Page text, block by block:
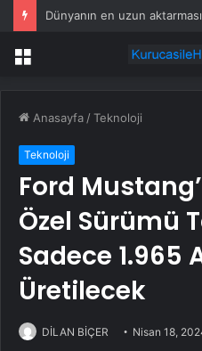
Menü
Anasayfa /Teknoloji
Teknoloji
Ford
Özel Sürümü
Sadece 1.965
Üretilecek
DİLAN BİÇER Nisan 18,